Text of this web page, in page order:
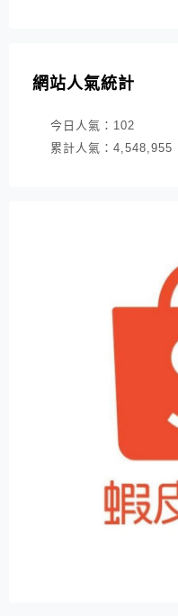
網站人氣統計
今日人氣： 102
累計人氣： 4,548,955